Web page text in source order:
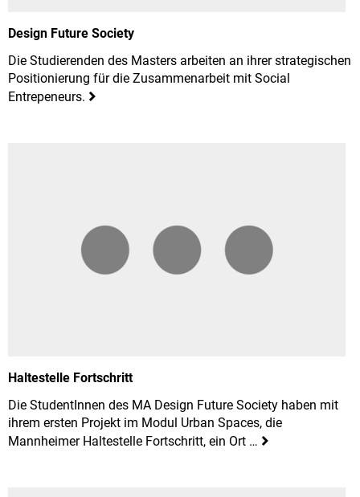
Design Future Society
Die Studierenden des Masters arbeiten an ihrer strategischen
Positionierung für die Zusammenarbeit mit Social
Entrepeneurs.
Haltestelle Fortschritt
Die StudentInnen des MA Design Future Society haben mit
ihrem ersten Projekt im Modul Urban Spaces, die
Mannheimer Haltestelle Fortschritt, ein Ort …